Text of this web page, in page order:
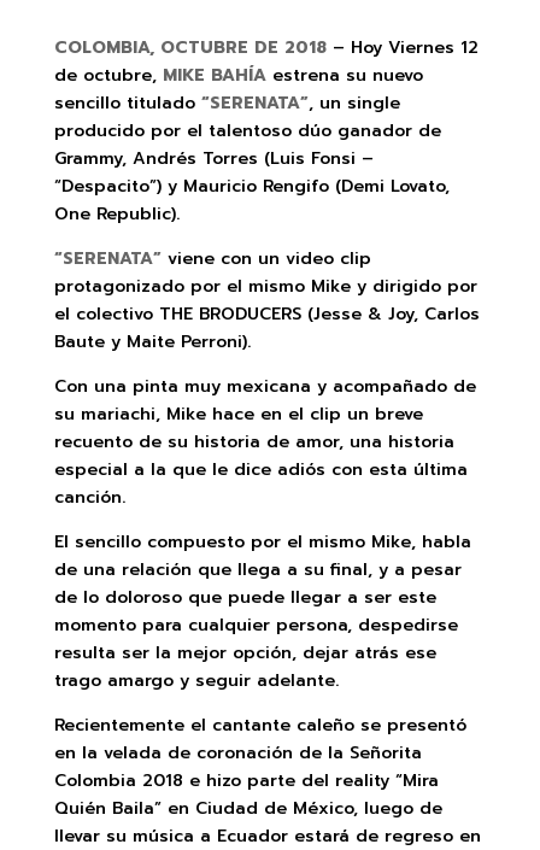
COLOMBIA, OCTUBRE DE 2018– Hoy Viernes 12
de octubre, MIKE BAHÍAestrena su nuevo
sencillo titulado “SERENATA”, un single
producido por el talentoso dúo ganador de
Grammy, Andrés Torres (Luis Fonsi –
“Despacito”) y Mauricio Rengifo (Demi Lovato,
One Republic).
“SERENATA”viene con un video clip
protagonizado por el mismo Mike y dirigido por
el colectivo THE BRODUCERS (Jesse & Joy, Carlos
Baute y Maite Perroni).
Con una pinta muy mexicana y acompañado de
su mariachi, Mike hace en el clip un breve
recuento de su historia de amor, una historia
especial a la que le dice adiós con esta última
canción.
El sencillo compuesto por el mismo Mike, habla
de una relación que llega a su final, y a pesar
de lo doloroso que puede llegar a ser este
momento para cualquier persona, despedirse
resulta ser la mejor opción, dejar atrás ese
trago amargo y seguir adelante.
Recientemente el cantante caleño se presentó
en la velada de coronación de la Señorita
Colombia 2018 e hizo parte del reality “Mira
Quién Baila” en Ciudad de México, luego de
llevar su música a Ecuador estará de regreso en